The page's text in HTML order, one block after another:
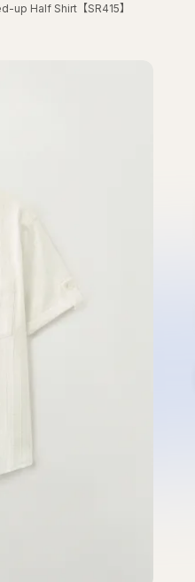
up Half Shirt【SR415】